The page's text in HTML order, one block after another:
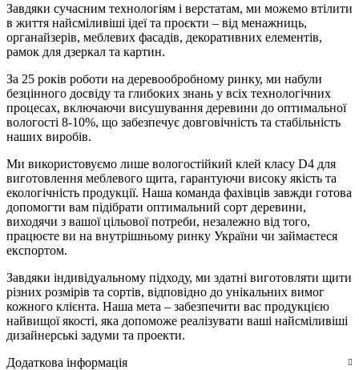
Завдяки сучасним технологіям і верстатам, ми можемо втілити
в життя найсміливіші ідеї та проєкти – від менажниць,
органайзерів, меблевих фасадів, декоративних елементів,
рамок для дзеркал та картин.
За 25 років роботи на деревообробному ринку, ми набули
безцінного досвіду та глибоких знань у всіх технологічних
процесах, включаючи висушування деревини до оптимальної
вологості 8-10%, що забезпечує довговічність та стабільність
наших виробів.
Ми використовуємо лише вологостійкий клей класу D4 для
виготовлення меблевого щита, гарантуючи високу якість та
екологічність продукції. Наша команда фахівців завжди готова
допомогти вам підібрати оптимальний сорт деревини,
виходячи з вашої цільової потреби, незалежно від того,
працюєте ви на внутрішньому ринку України чи займаєтеся
експортом.
Завдяки індивідуальному підходу, ми здатні виготовляти щити
різних розмірів та сортів, відповідно до унікальних вимог
кожного клієнта. Наша мета – забезпечити вас продукцією
найвищої якості, яка допоможе реалізувати ваші найсміливіші
дизайнерські задуми та проекти.
Додаткова інформація